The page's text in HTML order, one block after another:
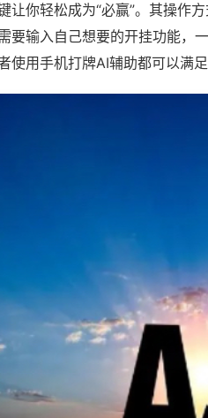
让你轻松成为“必赢”。其操作
要输入自己想要的开挂功能，
使用手机打牌AI辅助都可以满足